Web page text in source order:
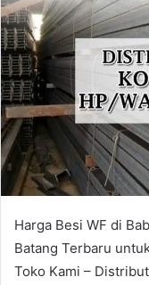
Harga Besi WF di
Batang Terbaru
Toko Kami –